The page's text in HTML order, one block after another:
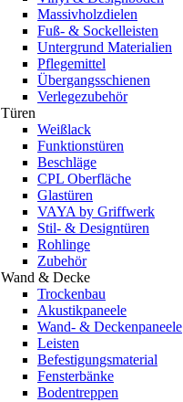
Massivholzdielen
Fuß- & Sockelleisten
Untergrund Materialien
Pflegemittel
Übergangsschienen
Verlegezubehör
Türen
Weißlack
Funktionstüren
Beschläge
CPL Oberfläche
Glastüren
VAYA by Griffwerk
Stil- & Designtüren
Rohlinge
Zubehör
Wand & Decke
Trockenbau
Akustikpaneele
Wand- & Deckenpaneele
Leisten
Befestigungsmaterial
Fensterbänke
Bodentreppen